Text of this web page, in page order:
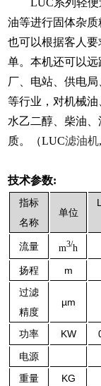
LUC系列轻便
油等进行固体杂质
也可以根据客人
单。本机还可以
厂、电站、供电
等行业，对机械油
水乙二醇、柴油
质。（LUC滤油机
技术参数:
指标
名称
单位
流量 m3/h
扬程 m
过滤
精度
µm
功率 KW
电源
重量
KG